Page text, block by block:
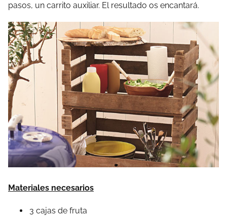
pasos, un carrito auxiliar. El resultado os encantará.
Materiales necesarios
3 cajas de fruta